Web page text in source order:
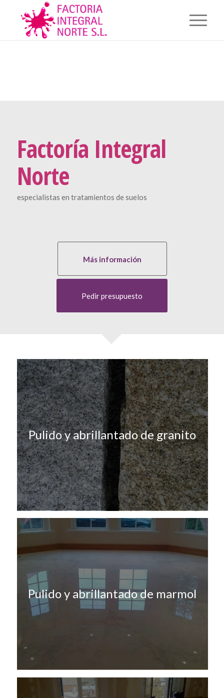
Factoría Integral
Norte
especialistas en tratamientos de suelos
Más información
Pedir presupuesto
Pulido y abrillantado de granito
Pulido y abrillantado de marmol